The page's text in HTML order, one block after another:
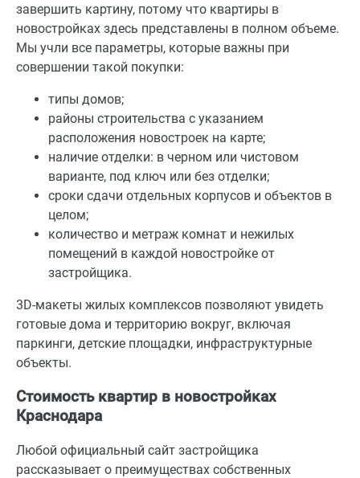
завершить картину, потому что квартиры в
новостройках здесь представлены в полном объеме.
Мы учли все параметры, которые важны при
совершении такой покупки:
типы домов;
районы строительства с указанием
расположения новостроек на карте;
наличие отделки: в черном или чистовом
варианте, под ключ или без отделки;
сроки сдачи отдельных корпусов и объектов в
целом;
количество и метраж комнат и нежилых
помещений в каждой новостройке от
застройщика.
3D-макеты жилых комплексов позволяют увидеть
готовые дома и территорию вокруг, включая
паркинги, детские площадки, инфраструктурные
объекты.
Стоимость квартир в новостройках
Краснодара
Любой официальный сайт застройщика
рассказывает о преимуществах собственных